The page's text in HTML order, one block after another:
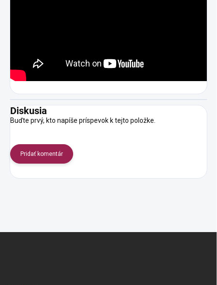
Diskusia
Buďte prvý, kto napíše príspevok k tejto položke.
Pridať komentár